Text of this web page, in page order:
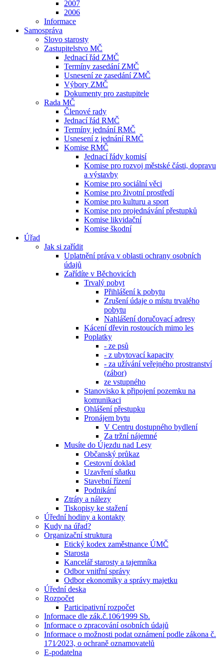
2007
2006
Informace
Samospráva
Slovo starosty
Zastupitelstvo MČ
Jednací řád ZMČ
Termíny zasedání ZMČ
Usnesení ze zasedání ZMČ
Výbory ZMČ
Dokumenty pro zastupitele
Rada MČ
Členové rady
Jednací řád RMČ
Termíny jednání RMČ
Usnesení z jednání RMČ
Komise RMČ
Jednací řády komisí
Komise pro rozvoj městské části, dopravu
a výstavby
Komise pro sociální věci
Komise pro životní prostředí
Komise pro kulturu a sport
Komise pro projednávání přestupků
Komise likvidační
Komise škodní
Úřad
Jak si zařídit
Uplatnění práva v oblasti ochrany osobních
údajů
Zařídíte v Běchovicích
Trvalý pobyt
Přihlášení k pobytu
Zrušení údaje o místu trvalého
pobytu
Nahlášení doručovací adresy
Kácení dřevin rostoucích mimo les
Poplatky
- ze psů
- z ubytovací kapacity
- za užívání veřejného prostranství
(zábor)
ze vstupného
Stanovisko k připojení pozemku na
komunikaci
Ohlášení přestupku
Pronájem bytu
V Centru dostupného bydlení
Za tržní nájemné
Musíte do Újezdu nad Lesy
Občanský průkaz
Cestovní doklad
Uzavření sňatku
Stavební řízení
Podnikání
Ztráty a nálezy
Tiskopisy ke stažení
Úřední hodiny a kontakty
Kudy na úřad?
Organizační struktura
Etický kodex zaměstnance ÚMČ
Starosta
Kancelář starosty a tajemníka
Odbor vnitřní správy
Odbor ekonomiky a správy majetku
Úřední deska
Rozpočet
Participativní rozpočet
Informace dle zák.č.106⁄1999 Sb.
Informace o zpracování osobních údajů
Informace o možnosti podat oznámení podle zákona č.
171⁄2023, o ochraně oznamovatelů
E-podatelna